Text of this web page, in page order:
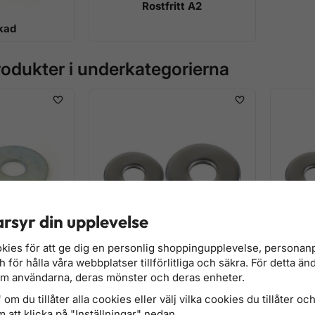
Rostfritt A2
i underkategorierna
förz. Karosseribricka 5,3x15, rostfritt
72 kr
Finns i lager Finns i lager
din upplevelse
för att ge dig en personlig shoppingupplevelse,
för hålla våra webbplatser tillförlitliga och säkra. För detta
användarna, deras mönster och deras enheter.
om du tillåter alla cookies eller välj vilka cookies du tillåter